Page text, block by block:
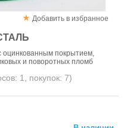
Добавить в избранное
оцинкованным покрытием,
и поворотных пломб
1, покупок: 7)